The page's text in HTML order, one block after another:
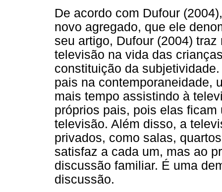
De acordo com Dufour
novo agregado, que ele
seu artigo, Dufour (2004)
televisão na vida das
constituição da
pais na contemporaneidade,
mais tempo assistindo à
próprios pais, pois elas
televisão. Além disso, a
privados, como salas,
satisfaz a cada um, mas ao
discussão familiar. É uma
discussão.